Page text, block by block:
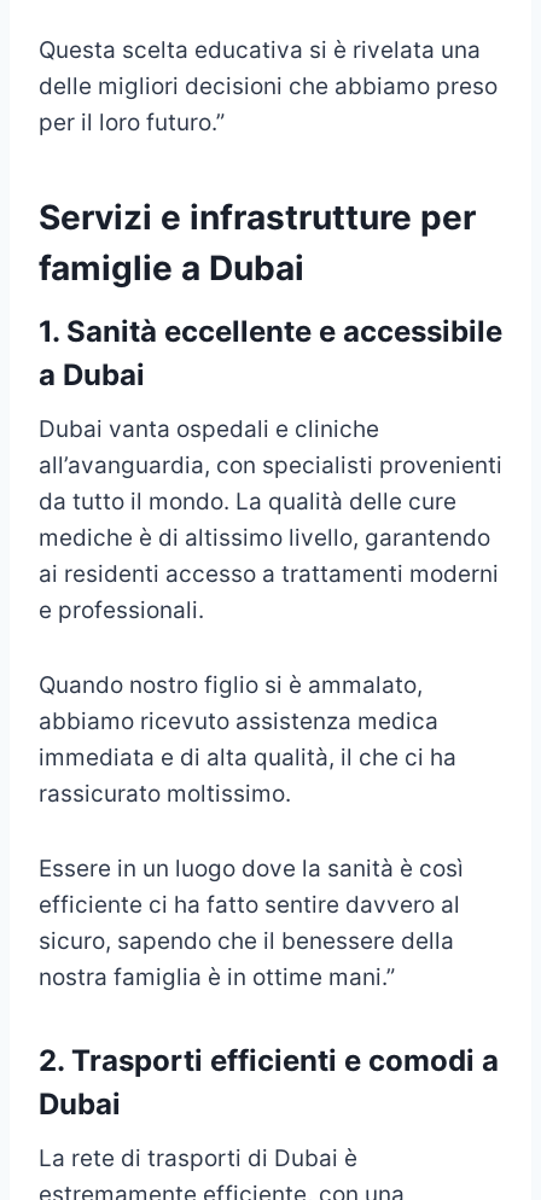
Questa scelta educativa si è rivelata una
delle migliori decisioni che abbiamo preso
per il loro futuro.”
Servizi e infrastrutture per
famiglie a Dubai
1. Sanità eccellente e accessibile
a Dubai
Dubai vanta ospedali e cliniche
all’avanguardia, con specialisti provenienti
da tutto il mondo. La qualità delle cure
mediche è di altissimo livello, garantendo
ai residenti accesso a trattamenti moderni
e professionali.
Quando nostro figlio si è ammalato,
abbiamo ricevuto assistenza medica
immediata e di alta qualità, il che ci ha
rassicurato moltissimo.
Essere in un luogo dove la sanità è così
efficiente ci ha fatto sentire davvero al
sicuro, sapendo che il benessere della
nostra famiglia è in ottime mani.”
2. Trasporti efficienti e comodi a
Dubai
La rete di trasporti di Dubai è